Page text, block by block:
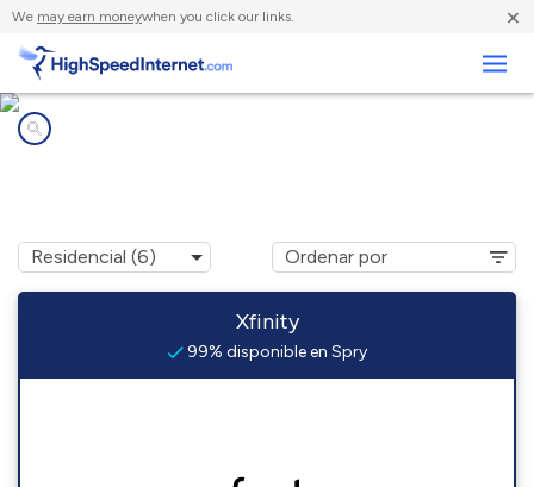
We may earn moneywhen you click our links. ×
Xfinity
99% disponible en Spry